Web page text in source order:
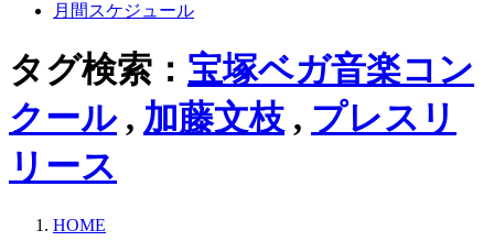
月間スケジュール
タグ検索： 宝塚ベガ音楽コン
クール, 加藤文枝 , プレスリ
リース
HOME